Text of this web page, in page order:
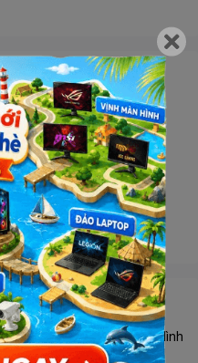
+ Lan)
TT426B
Inch? Không Phải Cứ Màn Hình